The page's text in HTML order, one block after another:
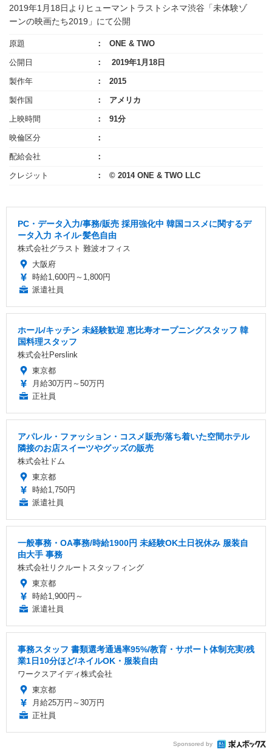
2019年1月18日よりヒューマントラストシネマ渋谷「未体験ゾ
ーンの映画たち2019」にて公開
原題 ONE & TWO
公開日 2019年1月18日
製作年 2015
製作国 アメリカ
上映時間 91分
映倫区分
配給会社
クレジット © 2014 ONE & TWO LLC
PC・データ入力/事務/販売 採用強化中 韓国コスメに関するデ
ータ入力 ネイル·髪色自由
株式会社グラスト 難波オフィス
大阪府
時給1,600円～1,800円
派遣社員
ホール/キッチン 未経験歓迎 恵比寿オープニングスタッフ 韓
国料理スタッフ
株式会社Perslink
東京都
月給30万円～50万円
正社員
アパレル・ファッション・コスメ販売/落ち着いた空間ホテル
隣接のお店スイーツやグッズの販売
株式会社ドム
東京都
時給1,750円
派遣社員
一般事務・OA事務/時給1900円 未経験OK土日祝休み 服装自
由大手 事務
株式会社リクルートスタッフィング
東京都
時給1,900円～
派遣社員
事務スタッフ 書類選考通過率95%/教育・サポート体制充実/残
業1日10分ほど/ネイルOK・服装自由
ワークスアイディ株式会社
東京都
月給25万円～30万円
正社員
Sponsored by